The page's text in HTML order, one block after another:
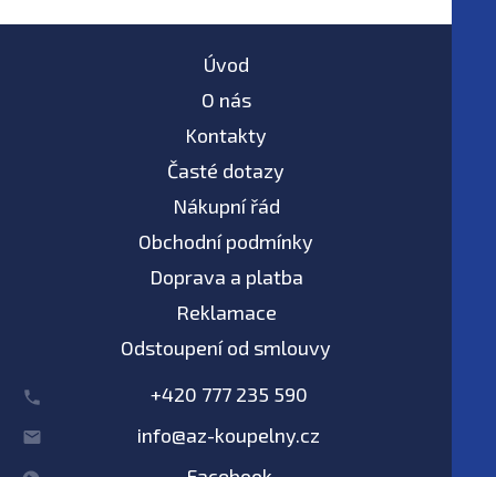
Úvod
O nás
Kontakty
Časté dotazy
Nákupní řád
Obchodní podmínky
Doprava a platba
Reklamace
Odstoupení od smlouvy
+420 777 235 590
info@az-koupelny.cz